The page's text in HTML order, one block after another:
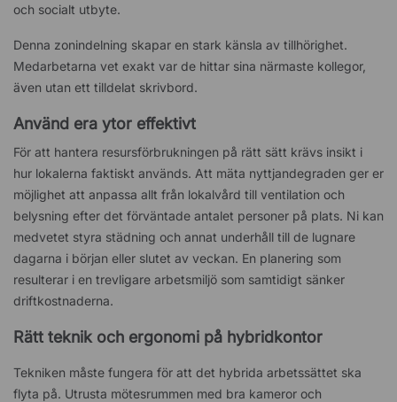
och socialt utbyte.
Denna zonindelning skapar en stark känsla av tillhörighet.
Medarbetarna vet exakt var de hittar sina närmaste kollegor,
även utan ett tilldelat skrivbord.
Använd era ytor effektivt
För att hantera resursförbrukningen på rätt sätt krävs insikt i
hur lokalerna faktiskt används. Att mäta nyttjandegraden ger er
möjlighet att anpassa allt från lokalvård till ventilation och
belysning efter det förväntade antalet personer på plats. Ni kan
medvetet styra städning och annat underhåll till de lugnare
dagarna i början eller slutet av veckan. En planering som
resulterar i en trevligare arbetsmiljö som samtidigt sänker
driftkostnaderna.
Rätt teknik och ergonomi på hybridkontor
Tekniken måste fungera för att det hybrida arbetssättet ska
flyta på. Utrusta mötesrummen med bra kameror och